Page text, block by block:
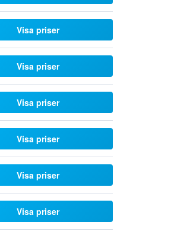
Visa priser
Visa priser
Visa priser
Visa priser
Visa priser
Visa priser